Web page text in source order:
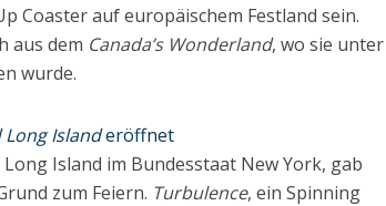
Coaster auf europäischem Festland sein.
aus dem Canada’s Wonderland, wo sie unter
wurde.
Islanderöffnet
Island im Bundesstaat New York, gab
zum Feiern. Turbulence, ein Spinning